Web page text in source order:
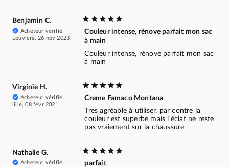
Benjamin C.
Acheteur vérifié
Louviers, 26 nov 2023
Couleur intense, rénove parfait mon sac
à main
Couleur intense, rénove parfait mon sac
à main
Virginie H.
Acheteur vérifié
lille, 08 févr 2021
Creme Famaco Montana
Tres agréable à utiliser, par contre la
couleur est superbe mais l'éclat ne reste
pas vraiement sur la chaussure
Nathalie G.
Acheteur vérifié
parfait